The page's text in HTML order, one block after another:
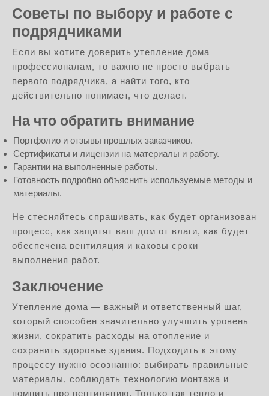
Советы по выбору и работе с
подрядчиками
Если вы хотите доверить утепление дома
профессионалам, то важно не просто выбрать
первого подрядчика, а найти того, кто
действительно понимает, что делает.
На что обратить внимание
Портфолио и отзывы прошлых заказчиков.
Сертификаты и лицензии на материалы и работу.
Гарантии на выполненные работы.
Готовность подробно объяснить используемые методы и
материалы.
Не стесняйтесь спрашивать, как будет организован
процесс, как защитят ваш дом от влаги, как будет
обеспечена вентиляция и каковы сроки
выполнения работ.
Заключение
Утепление дома — важный и ответственный шаг,
который способен значительно улучшить уровень
жизни, сократить расходы на отопление и
сохранить здоровье здания. Подходить к этому
процессу нужно осознанно: выбирать правильные
материалы, соблюдать технологию монтажа и
помнить про вентиляцию. Только так тепло и